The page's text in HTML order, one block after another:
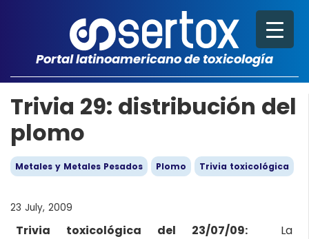
Portal latinoamericano de toxicología
Trivia 29: distribución del
plomo
Metales y Metales Pesados Plomo Trivia toxicológica
23 July, 2009
Trivia toxicológica del 23/07/09:La